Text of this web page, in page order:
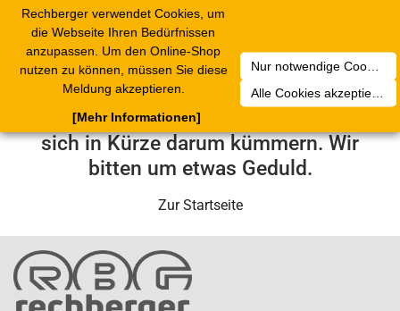
Rechberger verwendet Cookies, um
die Webseite Ihren Bedürfnissen
anzupassen. Um den Online-Shop
nutzen zu können, müssen Sie diese
Meldung akzeptieren.
Nur notwendige Cookies akzeptieren
Alle Cookies akzeptieren
[Mehr Informationen]
Leider ist ein technischer Fehler
aufgetreten. Unser Service-Team wird
sich in Kürze darum kümmern. Wir
bitten um etwas Geduld.
Zur Startseite